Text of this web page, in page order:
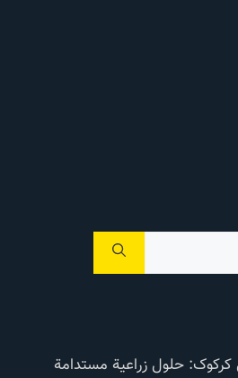
کرکوک: حلول زراعية مستدامة